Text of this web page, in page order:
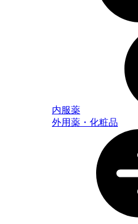
内服薬
外用薬・化粧品